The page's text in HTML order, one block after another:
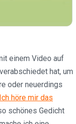
einem Video auf
hat, um
oder neuerdings
Ich höre mir das
schönes Gedicht